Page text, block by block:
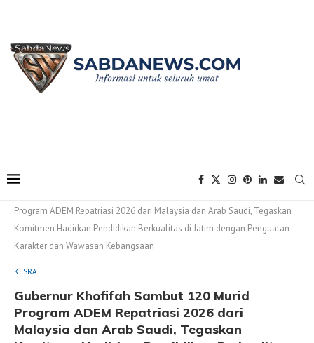
Program ADEM Repatriasi 2026 dari Malaysia dan Arab Saudi, Tegaskan
Komitmen Hadirkan Pendidikan Berkualitas di Jatim dengan Penguatan
Karakter dan Wawasan Kebangsaan
KESRA
Gubernur Khofifah Sambut 120 Murid
Program ADEM Repatriasi 2026 dari
Malaysia dan Arab Saudi, Tegaskan